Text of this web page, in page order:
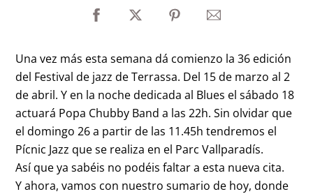
Una vez más esta semana dá comienzo la 36 edición
del Festival de jazz de Terrassa. Del 15 de marzo al 2
de abril. Y en la noche dedicada al Blues el sábado 18
actuará Popa Chubby Band a las 22h. Sin olvidar que
el domingo 26 a partir de las 11.45h tendremos el
Pícnic Jazz que se realiza en el Parc Vallparadís.
Así que ya sabéis no podéis faltar a esta nueva cita.
Y ahora, vamos con nuestro sumario de hoy, donde